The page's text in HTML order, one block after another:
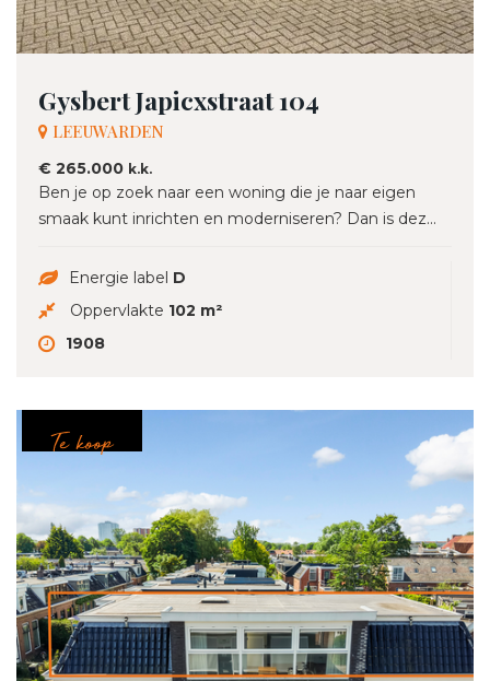
Gysbert Japicxstraat 104
LEEUWARDEN
€ 265.000 k.k.
Ben je op zoek naar een woning die je naar eigen
smaak kunt inrichten en moderniseren? Dan is dez...
Energie label D
Oppervlakte 102 m²
1908
Te koop